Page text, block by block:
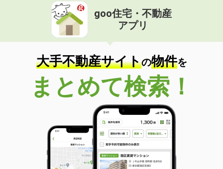
goo住宅・不動産
アプリ
大手不動産サイトの物件を
まとめて検索！